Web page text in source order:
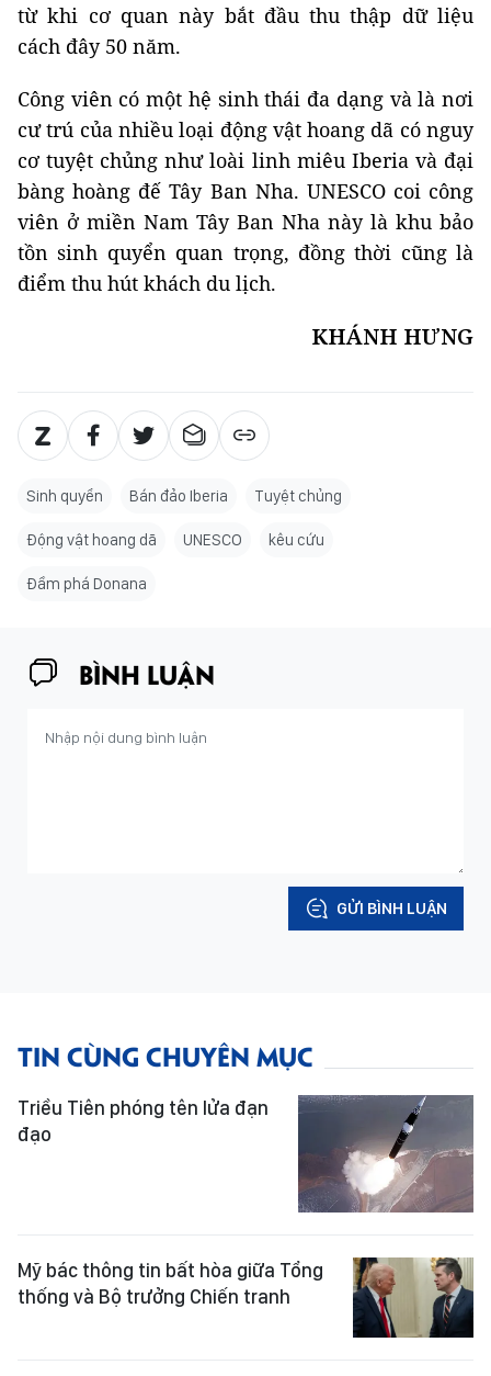
từ khi cơ quan này bắt đầu thu thập dữ liệu
cách đây 50 năm.
Công viên có một hệ sinh thái đa dạng và là nơi
cư trú của nhiều loại động vật hoang dã có nguy
cơ tuyệt chủng như loài linh miêu Iberia và đại
bàng hoàng đế Tây Ban Nha. UNESCO coi công
viên ở miền Nam Tây Ban Nha này là khu bảo
tồn sinh quyển quan trọng, đồng thời cũng là
điểm thu hút khách du lịch.
KHÁNH HƯNG
Sinh quyển Bán đảo Iberia Tuyệt chủng
Động vật hoang dã UNESCO kêu cứu
Đầm phá Donana
BÌNH LUẬN
GỬI BÌNH LUẬN
TIN CÙNG CHUYÊN MỤC
Triều Tiên phóng tên lửa đạn
đạo
Mỹ bác thông tin bất hòa giữa Tổng
thống và Bộ trưởng Chiến tranh